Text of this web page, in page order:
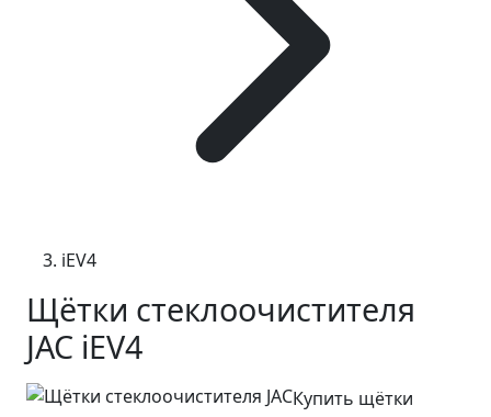
iEV4
Щётки стеклоочистителя
JAC iEV4
Купить щётки